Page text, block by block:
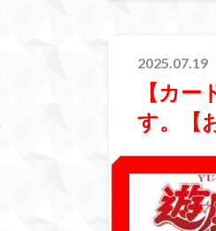
2025.07.19
【カ
す。【